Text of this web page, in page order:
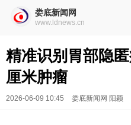
娄底新闻网
www.ldnews.cn
精准识别胃部隐
厘米肿瘤
2026-06-09 10:45 娄底新闻网 阳颖